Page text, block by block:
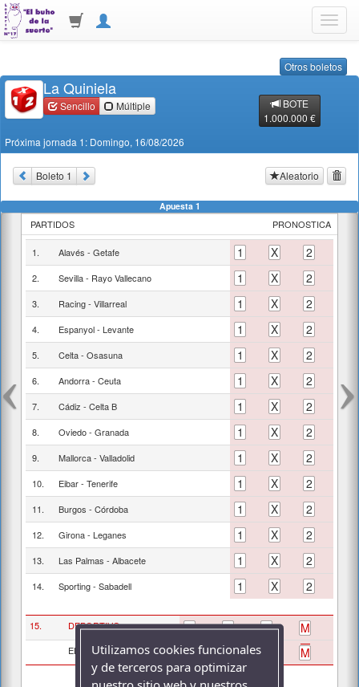
Otros boletos
La Quiniela
BOTE
1.000.000 €
Sencillo Múltiple
Próxima jornada 1: Domingo, 16/08/2026
Boleto 1 Aleatorio
Apuesta 1
PARTIDOS PRONOSTICA
1. Alavés - Getafe 1 X 2
2. Sevilla- Rayo Vallecano 1 X 2
3. Racing- Villarreal 1 X 2
4. Espanyol- Levante 1 X 2
5. Celta- Osasuna 1 X 2
6. Andorra- Ceuta 1 X 2
7. Cádiz - Celta B 1 X 2
8. Oviedo- Granada 1 X 2
9. Mallorca- Valladolid 1 X 2
10. Eibar- Tenerife 1 X 2
11. Burgos - Córdoba 1 X 2
12. Girona- Leganes 1 X 2
13. Las Palmas - Albacete 1 X 2
14. Sporting- Sabadell 1 X 2
15. DEPORTIVO 0 1 2 M
ELCHE 0 1 M
Utilizamos cookies funcionales
y de terceros para optimizar